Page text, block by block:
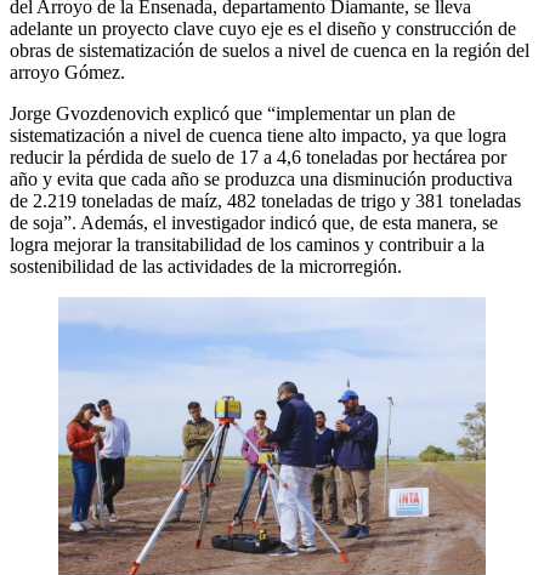
del Arroyo de la Ensenada, departamento Diamante, se lleva
adelante un proyecto clave cuyo eje es el diseño y construcción de
obras de sistematización de suelos a nivel de cuenca en la región del
arroyo Gómez.
Jorge Gvozdenovich explicó que “implementar un plan de
sistematización a nivel de cuenca tiene alto impacto, ya que logra
reducir la pérdida de suelo de 17 a 4,6 toneladas por hectárea por
año y evita que cada año se produzca una disminución productiva
de 2.219 toneladas de maíz, 482 toneladas de trigo y 381 toneladas
de soja”. Además, el investigador indicó que, de esta manera, se
logra mejorar la transitabilidad de los caminos y contribuir a la
sostenibilidad de las actividades de la microrregión.